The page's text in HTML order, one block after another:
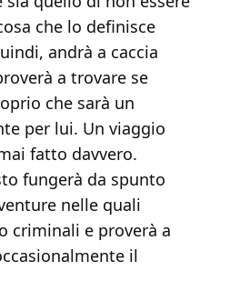
che lo definisce
andrà a caccia
a trovare se
che sarà un
per lui. Un viaggio
fatto davvero.
fungerà da spunto
nelle quali
criminali e proverà a
il